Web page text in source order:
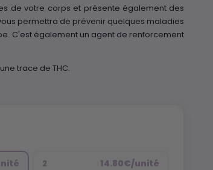
de votre corps et présente également des
permettra de prévenir quelques maladies
C'est également un agent de renforcement
trace de THC.
2 14.80€/unité